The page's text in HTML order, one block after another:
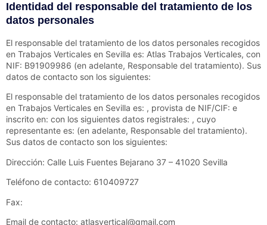
Identidad del responsable del tratamiento de los
datos personales
El responsable del tratamiento de los datos personales recogidos
en Trabajos Verticales en Sevilla es: Atlas Trabajos Verticales, con
NIF: B91909986 (en adelante, Responsable del tratamiento). Sus
datos de contacto son los siguientes:
El responsable del tratamiento de los datos personales recogidos
en Trabajos Verticales en Sevilla es: , provista de NIF/CIF: e
inscrito en: con los siguientes datos registrales: , cuyo
representante es: (en adelante, Responsable del tratamiento).
Sus datos de contacto son los siguientes:
Dirección: Calle Luis Fuentes Bejarano 37 – 41020 Sevilla
Teléfono de contacto: 610409727
Fax:
Email de contacto: atlasvertical@gmail.com